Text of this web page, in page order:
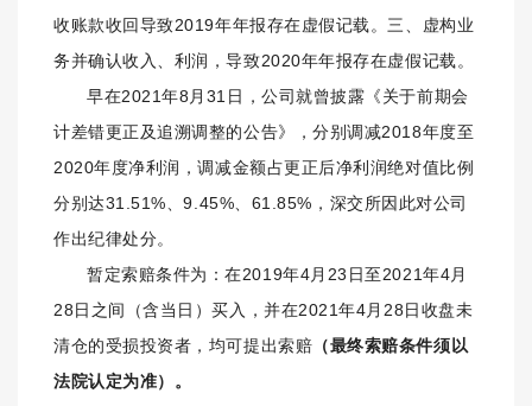
收账款收回导致2019年年报存在虚假记载。三、虚构业
务并确认收入、利润，导致2020年年报存在虚假记载。
早在2021年8月31日，公司就曾披露《关于前期会
计差错更正及追溯调整的公告》，分别调减2018年度至
2020年度净利润，调减金额占更正后净利润绝对值比例
分别达31.51%、9.45%、61.85%，深交所因此对公司
作出纪律处分。
暂定索赔条件为 ：在2019年4月23日至2021年4月
28日之间（含当日）买入，并在2021年4月28日收盘未
清仓的受损投资者，均可提出索赔 （最终索赔条件须以
法院认定为准） 。